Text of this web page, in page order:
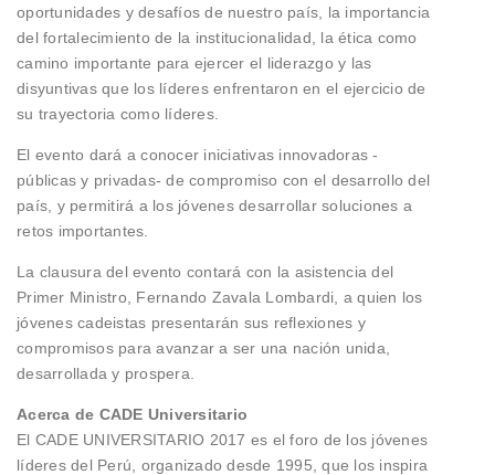
oportunidades y desafíos de nuestro país, la importancia
del fortalecimiento de la institucionalidad, la ética como
camino importante para ejercer el liderazgo y las
disyuntivas que los líderes enfrentaron en el ejercicio de
su trayectoria como líderes.
El evento dará a conocer iniciativas innovadoras -
públicas y privadas- de compromiso con el desarrollo del
país, y permitirá a los jóvenes desarrollar soluciones a
retos importantes.
La clausura del evento contará con la asistencia del
Primer Ministro, Fernando Zavala Lombardi, a quien los
jóvenes cadeistas presentarán sus reflexiones y
compromisos para avanzar a ser una nación unida,
desarrollada y prospera.
Acerca de CADE Universitario
El CADE UNIVERSITARIO 2017 es el foro de los jóvenes
líderes del Perú, organizado desde 1995, que los inspira